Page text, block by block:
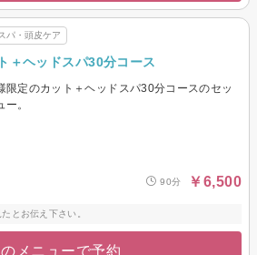
パ・頭皮ケア
＋ヘッドスパ30分コース
限定のカット＋ヘッドスパ30分コースのセッ
ー。
90分 ￥6,500
とお伝え下さい。
のメニューで予約